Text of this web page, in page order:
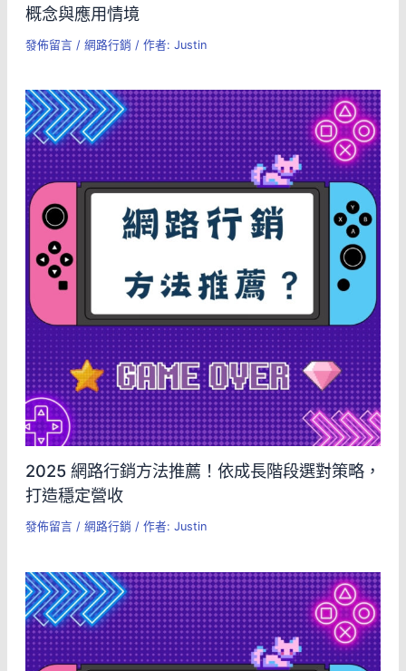
概念與應用情境
發佈留言 / 網路行銷 / 作者: Justin
2025 網路行銷方法推薦！依成長階段選對策略，
打造穩定營收
發佈留言 / 網路行銷 / 作者: Justin